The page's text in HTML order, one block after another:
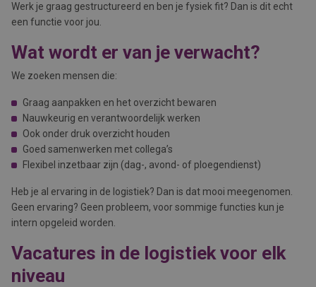
Werk je graag gestructureerd en ben je fysiek fit? Dan is dit echt
een functie voor jou.
Wat wordt er van je verwacht?
We zoeken mensen die:
Graag aanpakken en het overzicht bewaren
Nauwkeurig en verantwoordelijk werken
Ook onder druk overzicht houden
Goed samenwerken met collega’s
Flexibel inzetbaar zijn (dag-, avond- of ploegendienst)
Heb je al ervaring in de logistiek? Dan is dat mooi meegenomen.
Geen ervaring? Geen probleem, voor sommige functies kun je
intern opgeleid worden.
Vacatures in de logistiek voor elk
niveau